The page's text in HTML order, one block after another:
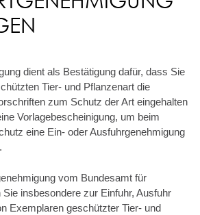
dient als Bestätigung dafür, dass Sie
Tier- und Pflanzenart die
zum Schutz der Art eingehalten
Vorlagebescheinigung, um beim
eine Ein- oder Ausfuhrgenehmigung
vom Bundesamt für
insbesondere zur Einfuhr, Ausfuhr
Exemplaren geschützter Tier- und